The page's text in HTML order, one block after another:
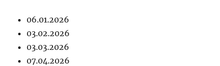
06.01.2026
03.02.2026
03.03.2026
07.04.2026